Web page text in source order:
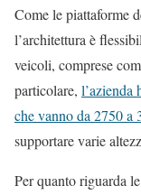
Come le piattaforme
l’architettura è
veicoli, comprese
particolare, l’azienda
che vanno da 2750 a
supportare varie
Per quanto riguarda